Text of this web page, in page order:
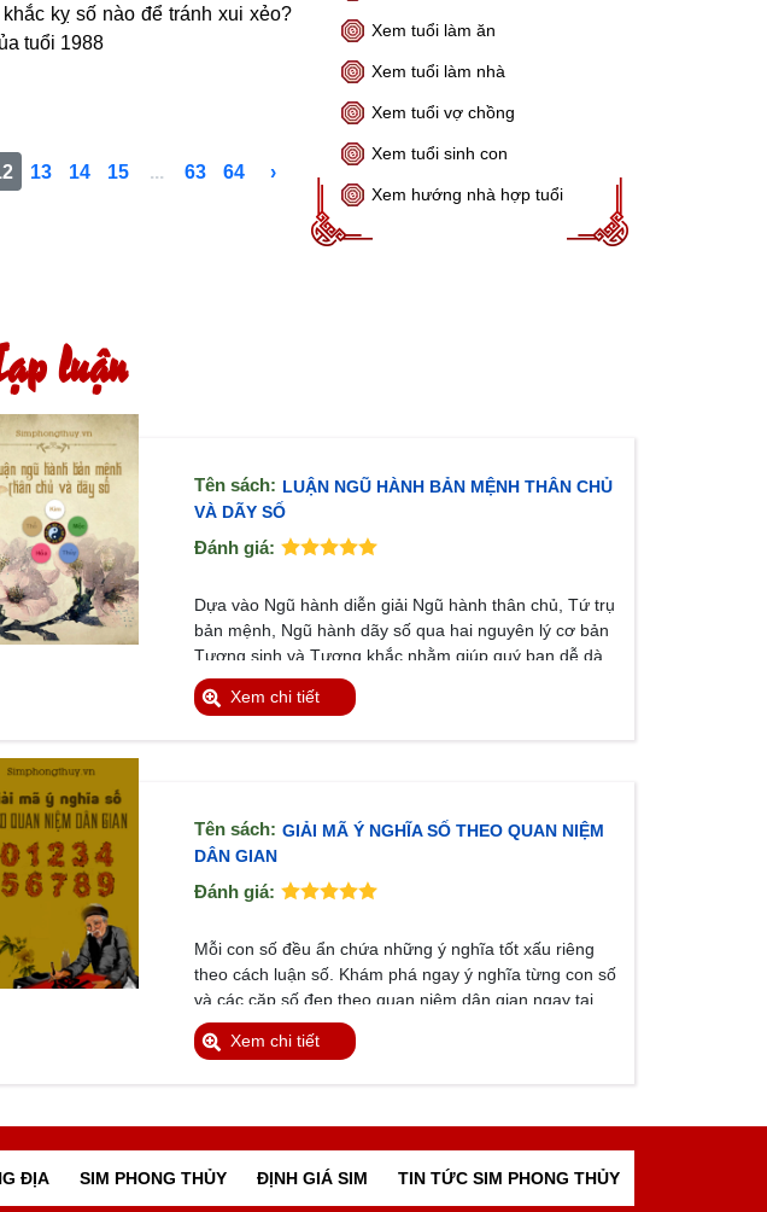
kỵ số nào để tránh xui xẻo?
tuổi 1988
13 14 15 ... 63 64 ›
Xem tuổi làm ăn
Xem tuổi làm nhà
Xem tuổi vợ chồng
Xem tuổi sinh con
Xem hướng nhà hợp tuổi
luận
Tên sách: LUẬN NGŨ HÀNH BẢN MỆNH THÂN CHỦ
VÀ DÃY SỐ
Đánh giá:
Dựa vào Ngũ hành diễn giải Ngũ hành thân chủ, Tứ trụ
bản mệnh, Ngũ hành dãy số qua hai nguyên lý cơ bản
Tương sinh và Tương khắc nhằm giúp quý bạn dễ dàng
chọn lựa dãy số hợp mệnh.
Xem chi tiết
Tên sách: GIẢI MÃ Ý NGHĨA SỐ THEO QUAN NIỆM
DÂN GIAN
Đánh giá:
Mỗi con số đều ẩn chứa những ý nghĩa tốt xấu riêng
theo cách luận số. Khám phá ngay ý nghĩa từng con số
và các cặp số đẹp theo quan niệm dân gian ngay tại
đây.
Xem chi tiết
ĐỊA SIM PHONG THỦY ĐỊNH GIÁ SIM TIN TỨC SIM PHONG THỦY